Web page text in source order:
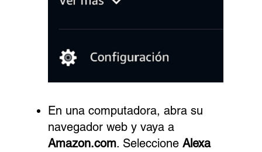
En una computadora, abra su
navegador web y vaya a
Amazon.com. SeleccioneAlexa